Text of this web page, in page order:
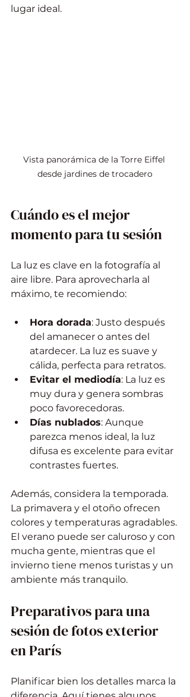
lugar ideal.
Vista panorámica de la Torre Eiffel
desde jardines de trocadero
Cuándo es el mejor
momento para tu sesión
La luz es clave en la fotografía al
aire libre. Para aprovecharla al
máximo, te recomiendo:
Hora dorada: Justo después
del amanecer o antes del
atardecer. La luz es suave y
cálida, perfecta para retratos.
Evitar el mediodía: La luz es
muy dura y genera sombras
poco favorecedoras.
Días nublados: Aunque
parezca menos ideal, la luz
difusa es excelente para evitar
contrastes fuertes.
Además, considera la temporada.
La primavera y el otoño ofrecen
colores y temperaturas agradables.
El verano puede ser caluroso y con
mucha gente, mientras que el
invierno tiene menos turistas y un
ambiente más tranquilo.
Preparativos para una
sesión de fotos exterior
en París
Planificar bien los detalles marca la